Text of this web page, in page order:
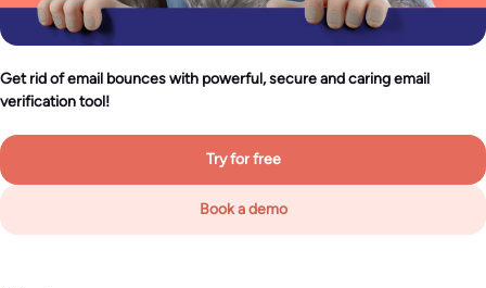
Get rid of email bounces with powerful, secure and caring email
verification tool!
Try for free
Book a demo